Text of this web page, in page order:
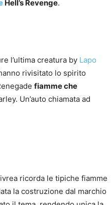
Hell’s Revenge.
l’ultima creatura by Lapo
rivisitato lo spirito
fiamme che
Un’auto chiamata ad
ricorda le tipiche fiamme
la costruzione dal marchio